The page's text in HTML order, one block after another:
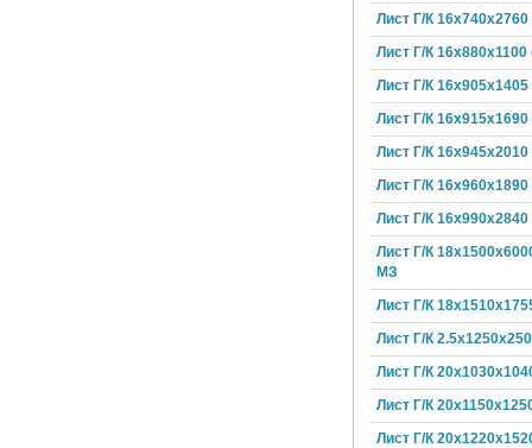
Лист Г/К 16х740х2760
Лист Г/К 16х880х1100
Лист Г/К 16х905х1405
Лист Г/К 16х915х1690
Лист Г/К 16х945х2010
Лист Г/К 16х960х1890
Лист Г/К 16х990х2840
Лист Г/К
МЗ
Лист Г/К
Лист Г/К
Лист Г/К
Лист Г/К
Лист Г/К